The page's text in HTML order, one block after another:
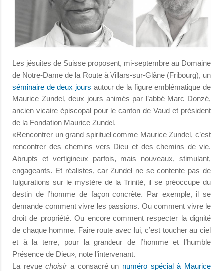
Les jésuites de Suisse proposent, mi-septembre au Domaine
de Notre-Dame de la Route à Villars-sur-Glâne (Fribourg), un
séminaire de deux jours autour de la figure emblématique de
Maurice Zundel, deux jours animés par l’abbé Marc Donzé,
ancien vicaire épiscopal pour le canton de Vaud et président
de la Fondation Maurice Zundel.
«Rencontrer un grand spirituel comme Maurice Zundel, c’est
rencontrer des chemins vers Dieu et des chemins de vie.
Abrupts et vertigineux parfois, mais nouveaux, stimulant,
engageants. Et réalistes, car Zundel ne se contente pas de
fulgurations sur le mystère de la Trinité, il se préoccupe du
destin de l’homme de façon concrète. Par exemple, il se
demande comment vivre les passions. Ou comment vivre le
droit de propriété. Ou encore comment respecter la dignité
de chaque homme. Faire route avec lui, c’est toucher au ciel
et à la terre, pour la grandeur de l’homme et l’humble
Présence de Dieu», note l’intervenant.
La revuechoisira consacré un numéro spécial à Maurice